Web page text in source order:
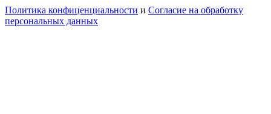
Политика конфиценциальности и Согласие на обработку
персональных данных